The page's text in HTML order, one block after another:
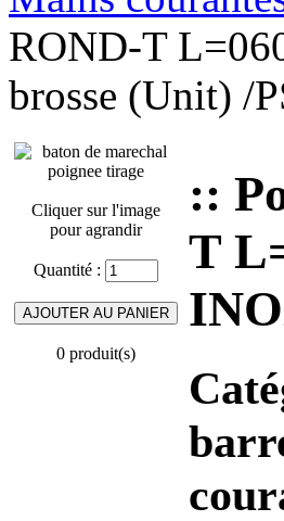
ROND-T
brosse (Unit) /
Cliquer sur l'image
pour agrandir
Quantité :
0 produit(s)
::
T